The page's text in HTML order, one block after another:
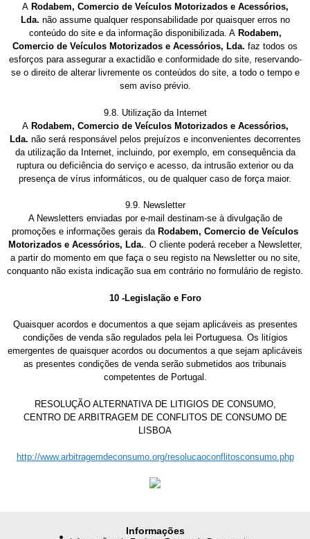
A Rodabem, Comercio de Veículos Motorizados e Acessórios,
Lda. não assume qualquer responsabilidade por quaisquer erros no
conteúdo do site e da informação disponibilizada. A Rodabem,
Comercio de Veículos Motorizados e Acessórios, Lda. faz todos os
esforços para assegurar a exactidão e conformidade do site, reservando-
se o direito de alterar livremente os conteúdos do site, a todo o tempo e
sem aviso prévio.
9.8. Utilização da Internet
A Rodabem, Comercio de Veículos Motorizados e Acessórios,
Lda. não será responsável pelos prejuízos e inconvenientes decorrentes
da utilização da Internet, incluindo, por exemplo, em consequência da
ruptura ou deficiência do serviço e acesso, da intrusão exterior ou da
presença de vírus informáticos, ou de qualquer caso de força maior.
9.9. Newsletter
A Newsletters enviadas por e-mail destinam-se à divulgação de
promoções e informações gerais da Rodabem, Comercio de Veículos
Motorizados e Acessórios, Lda.. O cliente poderá receber a Newsletter,
a partir do momento em que faça o seu registo na Newsletter ou no site,
conquanto não exista indicação sua em contrário no formulário de registo.
10 -Legislação e Foro
Quaisquer acordos e documentos a que sejam aplicáveis as presentes
condições de venda são regulados pela lei Portuguesa. Os litígios
emergentes de quaisquer acordos ou documentos a que sejam aplicáveis
as presentes condições de venda serão submetidos aos tribunais
competentes de Portugal.
RESOLUÇÃO ALTERNATIVA DE LITIGIOS DE CONSUMO,
CENTRO DE ARBITRAGEM DE CONFLITOS DE CONSUMO DE
LISBOA
http://www.arbitragemdeconsumo.org/resolucaoconflitosconsumo.php
Informações